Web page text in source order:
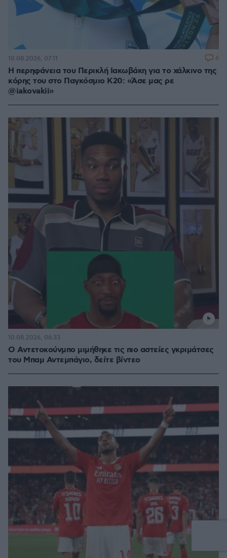
Η περηφάνεια του Περικλή Ιακωβάκη για το χάλκινο της
κόρης του στο Παγκόσμιο Κ20: «Άσε μας ρε
@iakovakii»
10.08.2026, 07:11 6
Ο Αντετοκούνμπο μιμήθηκε τις πιο αστείες γκριμάτσες
του Μπαμ Αντεμπάγιο, δείτε βίντεο
10.08.2026, 06:33